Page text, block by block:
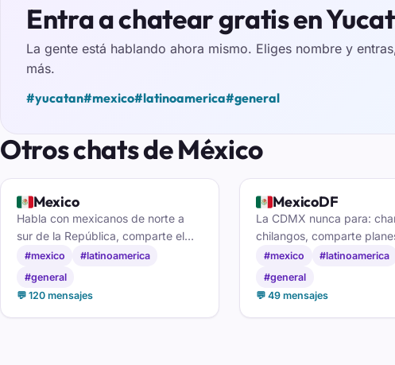
Entra a chatear gratis en
La gente está hablando ahora mismo. Eliges nombre y
más.
#yucatan#mexico#latinoamerica#general
Otros chats de México
🇲🇽Mexico
Habla con mexicanos de norte a
sur de la República, comparte el
día a día y haz amistades nuevas
en el chat de México.
#mexico
#latinoamerica
#general
💬 120 mensajes
🇲🇽MexicoDF
La CDMX nunca para:
chilangos, comparte
contactos en el chat de
#mexico
#latinoamerica
#general
💬 49 mensajes